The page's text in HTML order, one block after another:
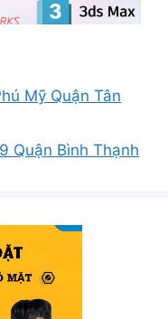
Mỹ Quận Tân
Quận Bình Thạnh